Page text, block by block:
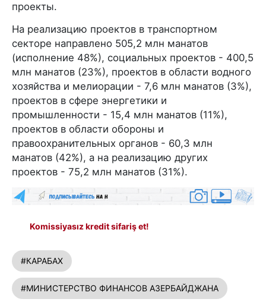
проекты.
На реализацию проектов в транспортном
секторе направлено 505,2 млн манатов
(исполнение 48%), социальных проектов - 400,5
млн манатов (23%), проектов в области водного
хозяйства и мелиорации - 7,6 млн манатов (3%),
проектов в сфере энергетики и
промышленности - 15,4 млн манатов (11%),
проектов в области обороны и
правоохранительных органов - 60,3 млн
манатов (42%), а на реализацию других
проектов - 75,2 млн манатов (31%).
Komissiyasız kredit sifariş et!
#КАРАБАХ
#МИНИСТЕРСТВО ФИНАНСОВ АЗЕРБАЙДЖАНА